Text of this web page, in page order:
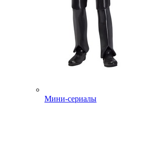
Мини-сериалы